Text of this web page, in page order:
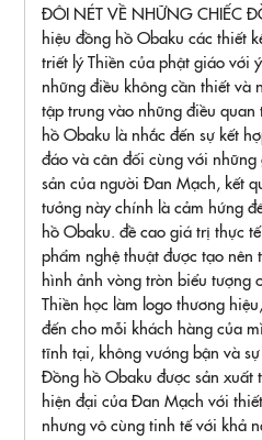
ĐÔI NÉT VỀ NHỮNG CHIẾC
hiệu đồng hồ Obaku các thiết
triết lý Thiền của phật giáo với
những điều không cần thiết và
tập trung vào những điều
hồ Obaku là nhắc đến sự kết
đáo và cân đối cùng với
sản của người Đan Mạch, kết
tưởng này chính là cảm hứng
hồ Obaku. đề cao giá trị thực
phẩm nghệ thuật được tạo nên
hình ảnh vòng tròn biểu tượng
Thiền học làm logo thương
đến cho mỗi khách hàng của
tĩnh tại, không vướng bận và
Đồng hồ Obaku được sản xuất
hiện đại của Đan Mạch với
nhưng vô cùng tinh tế với khả